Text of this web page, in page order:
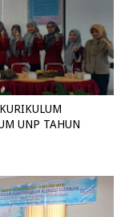
UNP TAHUN